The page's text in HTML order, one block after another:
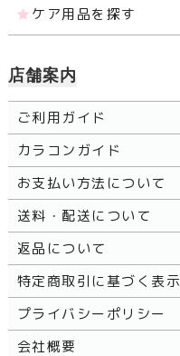
ケア用品を探す
店舗案内
ご利用ガイド
カラコンガイド
お支払い方法について
送料・配送について
返品について
特定商取引に基づく表示
プライバシーポリシー
会社概要